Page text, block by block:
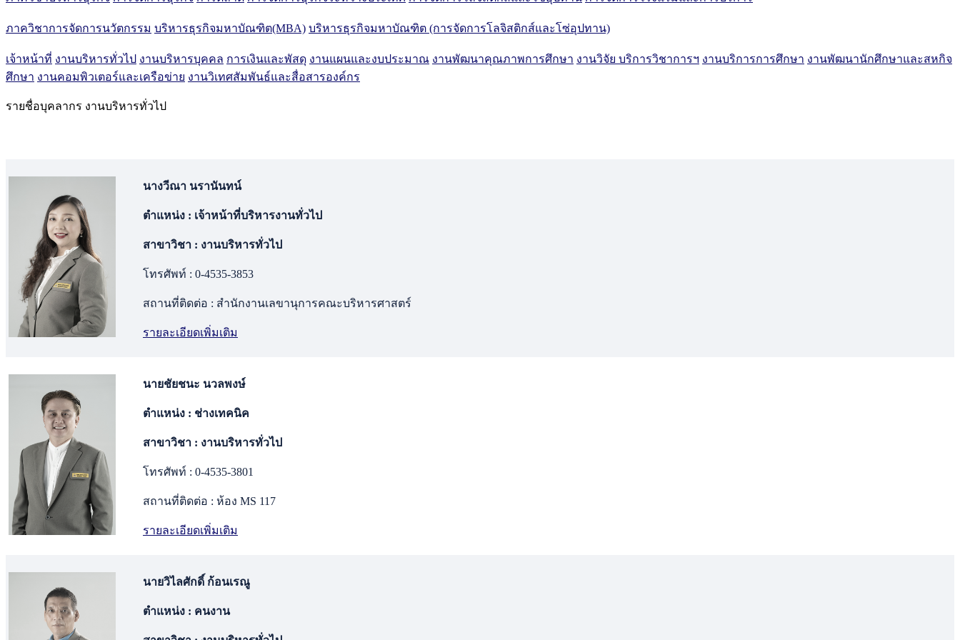
ภาควิชาการจัดการนวัตกรรม บริหารธุรกิจมหาบัณฑิต(MBA) บริหารธุรกิจมหาบัณฑิต (การจัดการโลจิสติกส์และโซ่อุปทาน)
เจ้าหน้าที่ งานบริหารทั่วไป งานบริหารบุคคล การเงินและพัสดุ งานแผนและงบประมาณ งานพัฒนาคุณภาพการศึกษา งานวิจัย บริการวิชาการฯ งานบริการการศึกษา งานพัฒนานักศึกษาและสหกิจ
ศึกษา งานคอมพิวเตอร์และเครือข่าย งานวิเทศสัมพันธ์และสื่อสารองค์กร
รายชื่อบุคลากร งานบริหารทั่วไป
นางวีณา นรานันทน์
ตำแหน่ง : เจ้าหน้าที่บริหารงานทั่วไป
สาขาวิชา : งานบริหารทั่วไป
โทรศัพท์ : 0-4535-3853
สถานที่ติดต่อ : สำนักงานเลขานุการคณะบริหารศาสตร์
รายละเอียดเพิ่มเติม
นายชัยชนะ นวลพงษ์
ตำแหน่ง : ช่างเทคนิค
สาขาวิชา : งานบริหารทั่วไป
โทรศัพท์ : 0-4535-3801
สถานที่ติดต่อ : ห้อง MS 117
รายละเอียดเพิ่มเติม
นายวิไลศักดิ์ ก้อนเรณู
ตำแหน่ง : คนงาน